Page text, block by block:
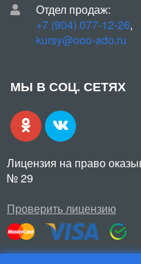
Отдел продаж:
+7 (904) 077-12-26,
kursy@ooo-ado.ru
МЫ В СОЦ. СЕТЯХ
Лицензия на право
№ 29
Проверить лицензию